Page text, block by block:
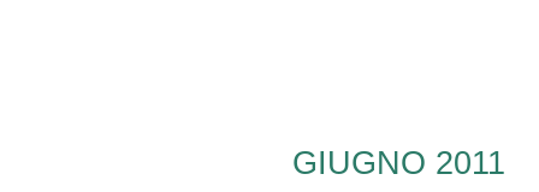
GIUGNO 2011